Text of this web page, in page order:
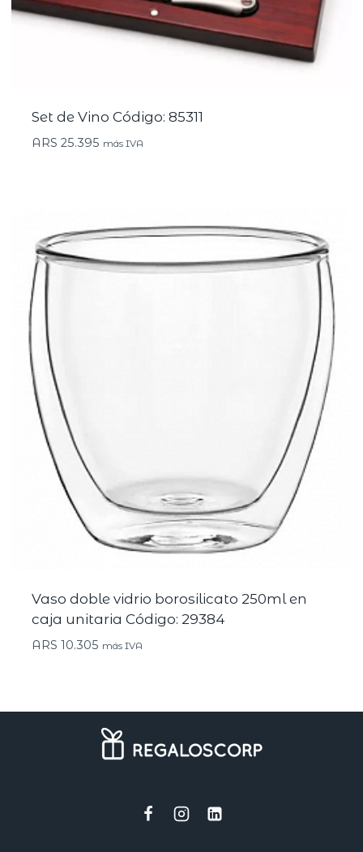
Set de Vino Código: 85311
ARS 25.395 más IVA
Vaso doble vidrio borosilicato 250ml en
caja unitaria Código: 29384
ARS 10.305 más IVA